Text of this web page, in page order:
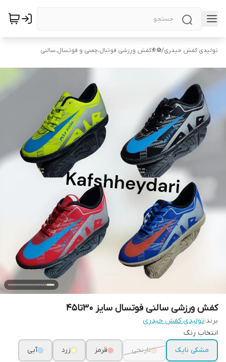
تولیدی کفش حیدری/⚽⛹️کفش ورزشی فوتبال،چمنی و فوتسال،سالنی
کفش ورزشی سالنی فوتسال سایز 30تا45
برند:تولیدی کفش حیدری
انتخاب رنگ
مشکی نایک
نارنجی قرمز زرد
آبی